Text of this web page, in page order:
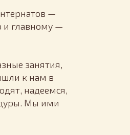
—
и главному —
занятия,
к нам в
надеемся,
Мы ими